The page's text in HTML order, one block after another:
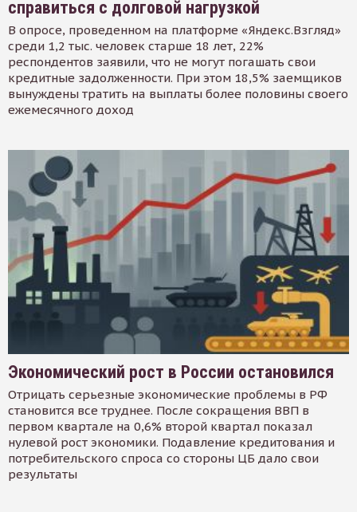
справиться с долговой нагрузкой
В опросе, проведенном на платформе «Яндекс.Взгляд»
среди 1,2 тыс. человек старше 18 лет, 22%
респондентов заявили, что не могут погашать свои
кредитные задолженности. При этом 18,5% заемщиков
вынуждены тратить на выплаты более половины своего
ежемесячного доход
Экономический рост в России остановился
Отрицать серьезные экономические проблемы в РФ
становится все труднее. После сокращения ВВП в
первом квартале на 0,6% второй квартал показал
нулевой рост экономики. Подавление кредитования и
потребительского спроса со стороны ЦБ дало свои
результаты